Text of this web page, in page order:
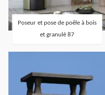
Poseur et pose de poêle à bois
et granulé 87